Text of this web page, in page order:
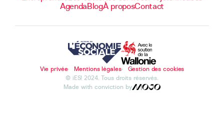
AgendaBlogÀ proposContact
Vie privée Mentions légales
Gestion des cookies
© iES! 2024. Tous droits réservés.
Made with conviction by